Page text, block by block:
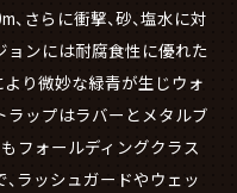
さらに衝撃、砂、塩水に対
ョンには耐腐食性に優れた
り微妙な緑青が生じウォ
ラップはラバーとメタルブ
フォールディングクラス
ラッシュガードやウェッ